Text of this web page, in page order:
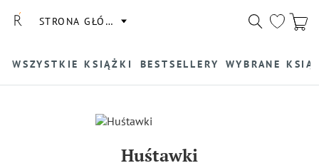
STRONA GŁÓWNA
WSZYSTKIE KSIĄŻKI BESTSELLERY WYBRANE
Huśtawki